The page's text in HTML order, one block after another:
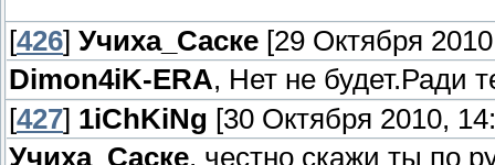
[426] Учиха_Саске [29 Октября
Dimon4iK-ERA, Нет не будет.Ради
[427] 1iChKiNg [30 Октября 2010,
Учиха_Саске, честно скажи ты по